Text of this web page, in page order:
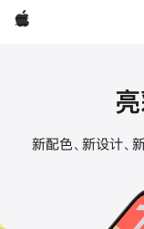
Apple
Apple
新配色、新设计、